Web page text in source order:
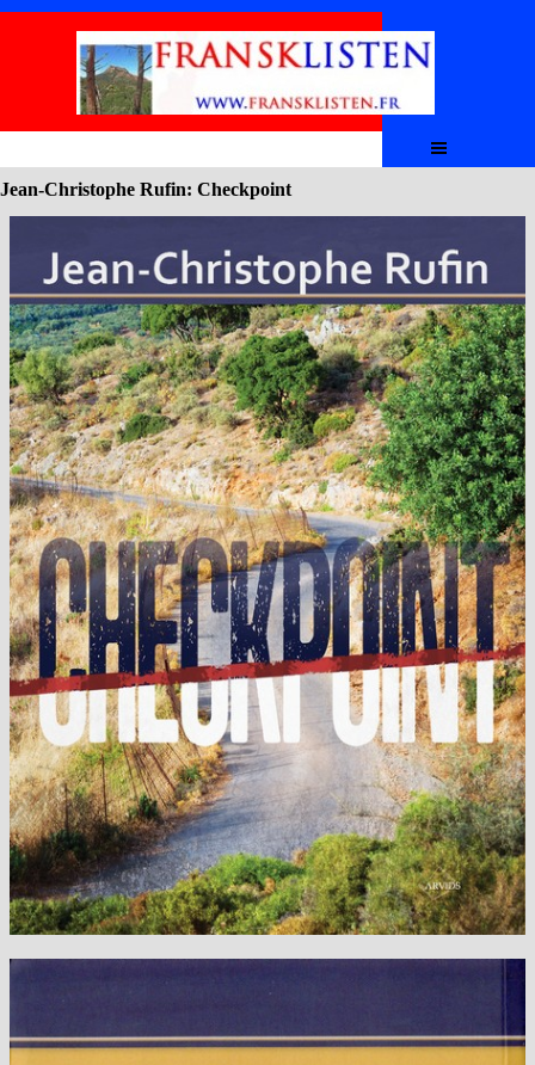
Aller au contenu
Jean-Christophe Rufin: Checkpoint